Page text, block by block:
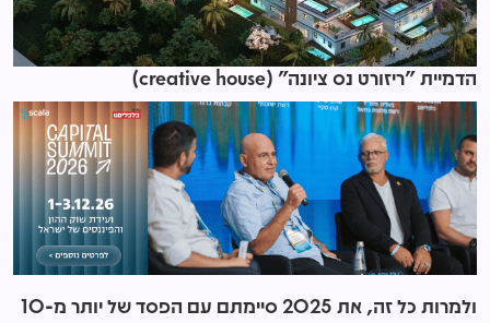
הדמיית "ריזורט נס ציונה" (creative house)
ולמרות כל זה, את 2025 סיימתם עם הפסד של יותר מ-10